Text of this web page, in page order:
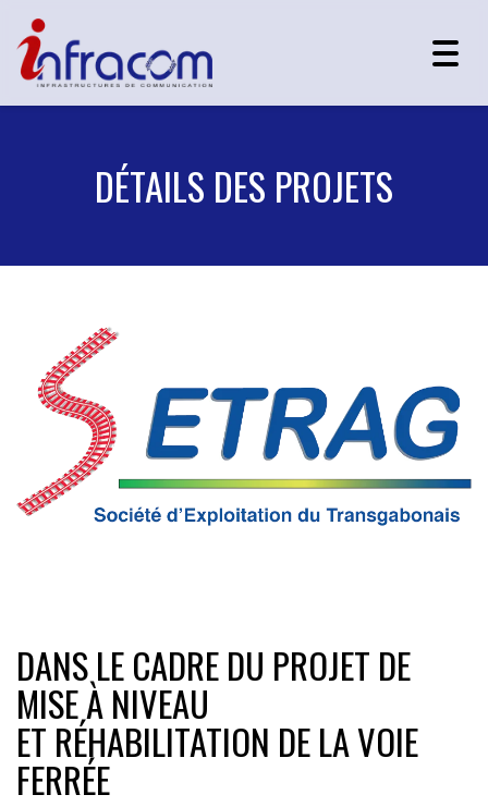
DÉTAILS DES PROJETS
DANS LE CADRE DU PROJET DE
MISE À NIVEAU
ET RÉHABILITATION DE LA VOIE
FERRÉE